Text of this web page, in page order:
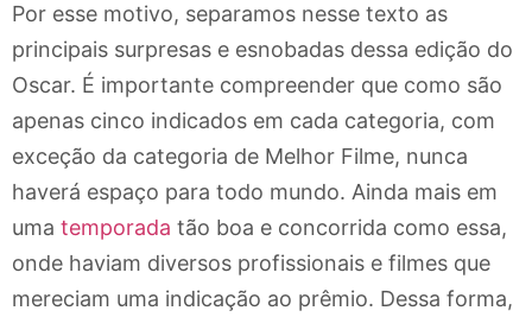
Por esse motivo, separamos nesse texto as
principais surpresas e esnobadas dessa edição do
Oscar. É importante compreender que como são
apenas cinco indicados em cada categoria, com
exceção da categoria de Melhor Filme, nunca
haverá espaço para todo mundo. Ainda mais em
uma temporada tão boa e concorrida como essa,
onde haviam diversos profissionais e filmes que
mereciam uma indicação ao prêmio. Dessa forma,